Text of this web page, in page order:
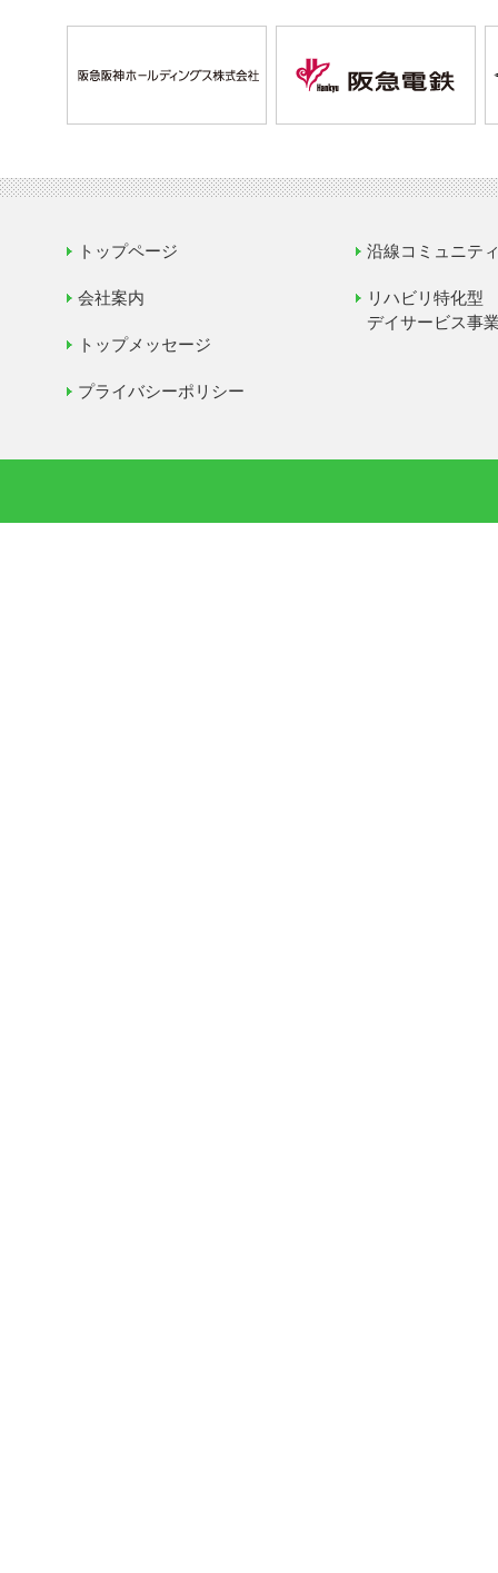
トップページ
会社案内
トップメッセージ
プライバシーポリシー
沿線コミュニテ
リハビリ特化型
デイサービス事